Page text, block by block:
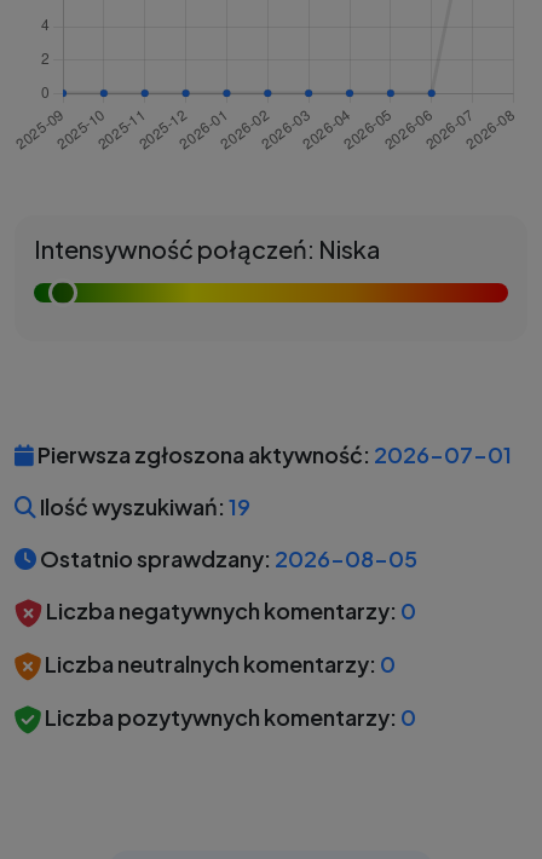
Intensywność połączeń: Niska
Pierwsza zgłoszona aktywność: 2026-07-01
Ilość wyszukiwań: 19
Ostatnio sprawdzany: 2026-08-05
Liczba negatywnych komentarzy: 0
Liczba neutralnych komentarzy: 0
Liczba pozytywnych komentarzy: 0